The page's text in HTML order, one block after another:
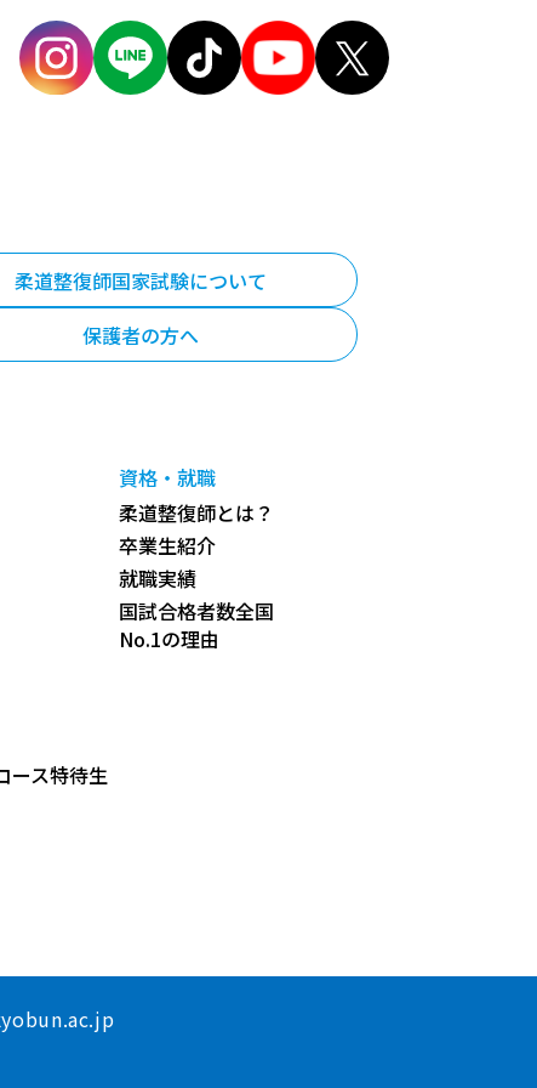
柔道整復師国家試験について
保護者の方へ
ース特待生
資格・就職
柔道整復師とは？
卒業生紹介
就職実績
国試合格者数全国
No.1の理由